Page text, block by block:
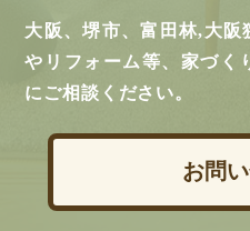
大阪、堺市、富田林,大
やリフォーム等、家づく
にご相談ください。
お問